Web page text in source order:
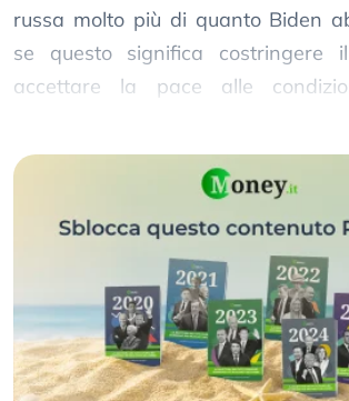
russa molto più di quanto Biden
se questo significa costringere
accettare la pace alle